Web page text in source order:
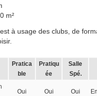
m²
à usage des clubs, de
Pratica
ble
Pratiqu
ée
Salle
Spé.
Oui Oui Oui